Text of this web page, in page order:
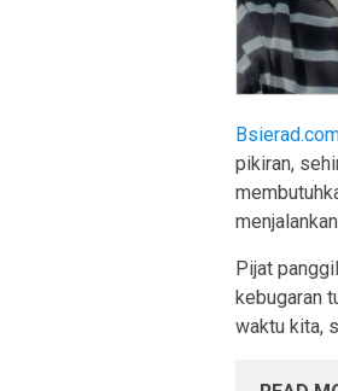
pikiran,
Pijat
kebugaran
waktu kita,